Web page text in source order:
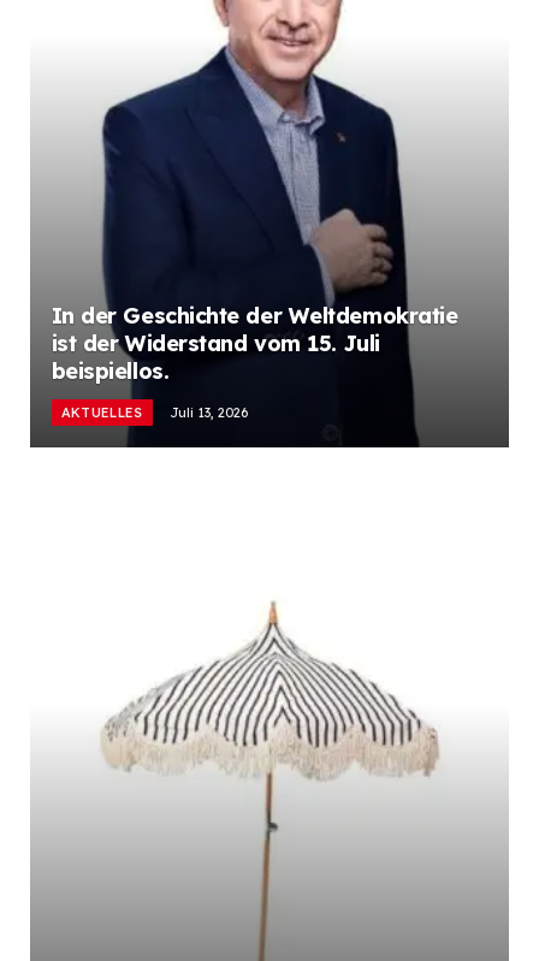
In der Geschichte der Weltdemokratie
ist der Widerstand vom 15. Juli
beispiellos.
AKTUELLES Juli 13, 2026